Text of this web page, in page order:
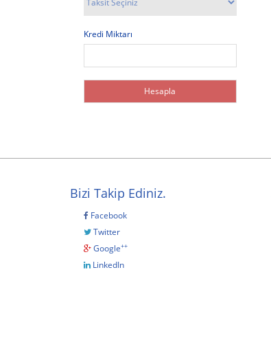
Kredi Miktarı
Bizi Takip Ediniz.
Facebook
Twitter
Google++
LinkedIn